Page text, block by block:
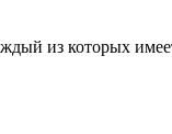
из которых